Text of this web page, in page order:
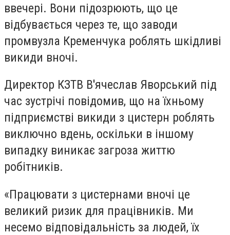
ввечері. Вони підозрюють, що це
відбувається через те, що заводи
промвузла Кременчука роблять шкідливі
викиди вночі.
Директор КЗТВ В'ячеслав Яворський під
час зустрічі повідомив, що на їхньому
підприємстві викиди з цистерн роблять
виключно вдень, оскільки в іншому
випадку виникає загроза життю
робітників.
«Працювати з цистернами вночі це
великий ризик для працівників. Ми
несемо відповідальність за людей, їх